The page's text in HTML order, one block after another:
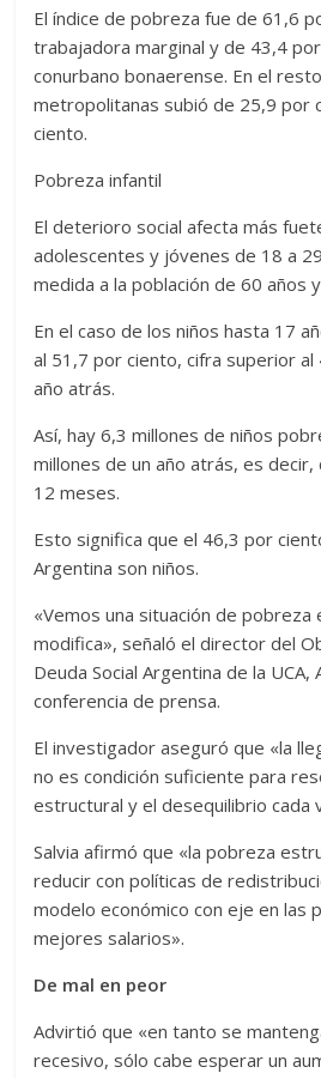
El índice de pobreza fue de 61,6
trabajadora marginal y de 43,4
conurbano bonaerense. En el
metropolitanas subió de 25,9 por
ciento.
Pobreza infantil
El deterioro social afecta más
adolescentes y jóvenes de 18 a
medida a la población de 60 años
En el caso de los niños hasta 17
al 51,7 por ciento, cifra superior
año atrás.
Así, hay 6,3 millones de niños
millones de un año atrás, es decir,
12 meses.
Esto significa que el 46,3 por
Argentina son niños.
«Vemos una situación de
modifica», señaló el director del
Deuda Social Argentina de la UCA,
conferencia de prensa.
El investigador aseguró que «la
no es condición suficiente para
estructural y el desequilibrio cada
Salvia afirmó que «la pobreza
reducir con políticas de
modelo económico con eje en las
mejores salarios».
De mal en peor
Advirtió que «en tanto se
recesivo, sólo cabe esperar un